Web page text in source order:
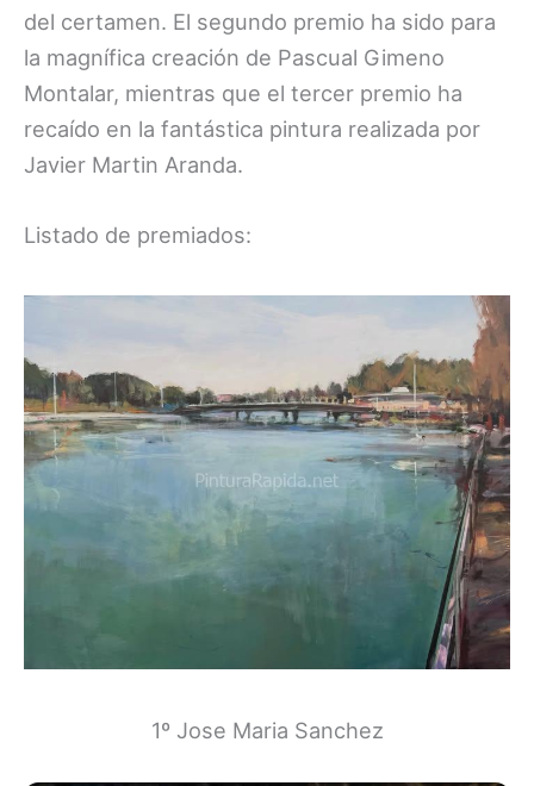
del certamen. El segundo premio ha sido para
la magnífica creación de Pascual Gimeno
Montalar, mientras que el tercer premio ha
recaído en la fantástica pintura realizada por
Javier Martin Aranda.
Listado de premiados:
1º Jose Maria Sanchez